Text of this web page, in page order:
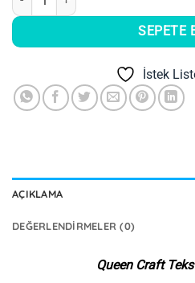
SEPETE
İstek
AÇIKLAMA
DEĞERLENDIRMELER (0)
Queen Craft